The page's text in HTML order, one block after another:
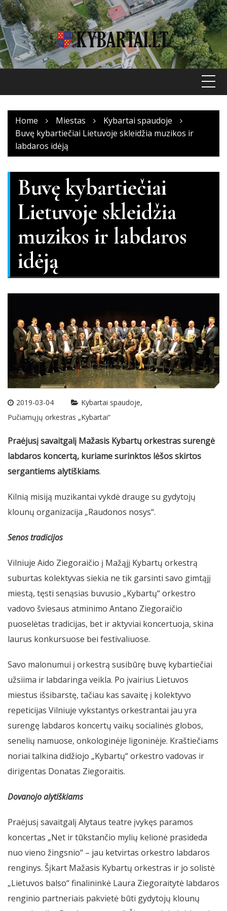
Skip
to
content
Home Miestas
Kybartai spaudoje
Buvę kybartiečiai Lietuvoje skleidžia muzikos ir
labdaros idėją
Buvę kybartiečiai
Lietuvoje skleidžia
muzikos ir labdaros
idėją
2019-03-04
Kybartai spaudoje
Pučiamųjų orkestras „Kybartai“
Praėjusį savaitgalį Mažasis Kybartų orkestras surengė
labdaros koncertą, kuriame surinktos lėšos skirtos
sergantiems alytiškiams.
Kilnią misiją muzikantai vykdė drauge su gydytojų
klounų organizacija „Raudonos nosys“.
Senos tradicijos
Vilniuje Aido Ziegoraičio į Mažąjį Kybartų orkestrą
suburtas kolektyvas siekia ne tik garsinti savo gimtąjį
miestą, tęsti senąsias buvusio „Kybartų“ orkestro
vadovo šviesaus atminimo Antano Ziegoraičio
puoselėtas tradicijas, bet ir aktyviai koncertuoja, skina
laurus konkursuose bei festivaliuose.
Savo malonumui į orkestrą susibūrę buvę kybartiečiai
užsiima ir labdaringa veikla. Po įvairius Lietuvos
miestus išsibarstę, tačiau kas savaitę į kolektyvo
repeticijas Vilniuje vykstantys orkestrantai jau yra
surengę labdaros koncertų vaikų socialinės globos,
senelių namuose, onkologinėje ligoninėje. Kraštiečiams
noriai talkina didžiojo „Kybartų“ orkestro vadovas ir
dirigentas Donatas Ziegoraitis.
Dovanojo alytiškiams
Praėjusį savaitgalį Alytaus teatre įvykęs paramos
koncertas „Net ir tūkstančio mylių kelionė prasideda
nuo vieno žingsnio“ – jau ketvirtas orkestro labdaros
renginys. Šįkart Mažasis Kybartų orkestras ir jo solistė
„Lietuvos balso“ finalininkė Laura Ziegoraitytė labdaros
renginio partneriais pakvietė būti gydytojų klounų